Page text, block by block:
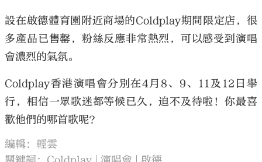
設在啟德體育園附近商場的Coldplay期間限定店，很
多產品已售罄，粉絲反應非常熱烈，可以感受到演唱
會濃烈的氣氛。
Coldplay香港演唱會分別在4月8、9、11及12日舉
行，相信一眾歌迷都等候已久，迫不及待啦！你最喜
歡他們的哪首歌呢？
編輯：輕雲